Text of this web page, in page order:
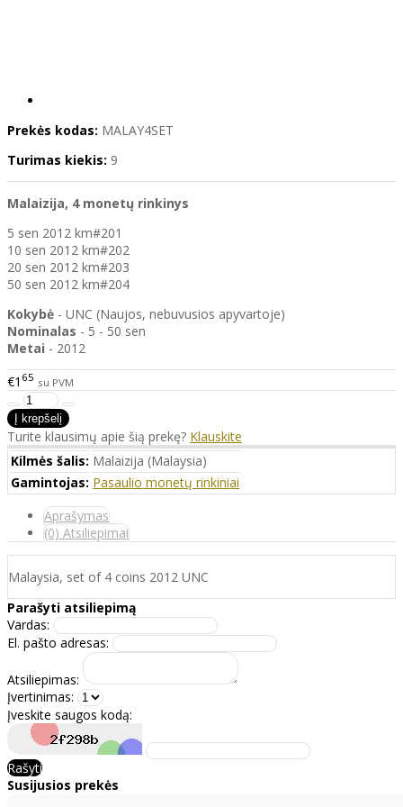
Prekės kodas: MALAY4SET
Turimas kiekis: 9
Malaizija, 4 monetų rinkinys
5 sen 2012 km#201
10 sen 2012 km#202
20 sen 2012 km#203
50 sen 2012 km#204
Kokybė - UNC (Naujos, nebuvusios apyvartoje)
Nominalas - 5 - 50 sen
Metai - 2012
€1 65 su PVM
Turite klausimų apie šią prekę? Klauskite
Kilmės šalis: Malaizija (Malaysia)
Gamintojas: Pasaulio monetų rinkiniai
Aprašymas
(0) Atsiliepimai
Malaysia, set of 4 coins 2012 UNC
Parašyti atsiliepimą
Vardas:
El. pašto adresas:
Atsiliepimas:
Įvertinimas:
Įveskite saugos kodą:
Rašyti
Susijusios prekės